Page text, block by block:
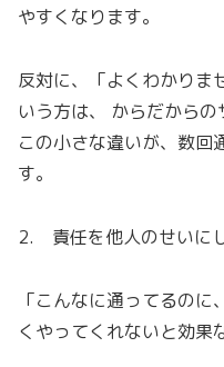
やすくなります。
反対に、「よくわかりま
いう方は、 からだからの
この小さな違いが、数回
す。
2. 責任を他人のせいに
「こんなに通ってるの
くやってくれないと効果